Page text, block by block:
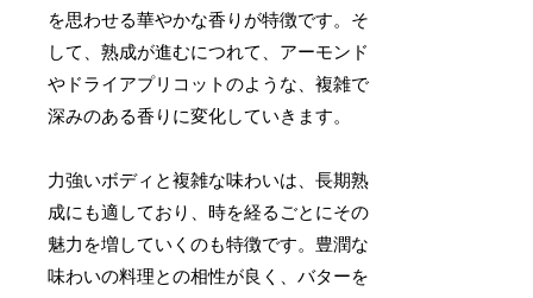
を思わせる華やかな香りが特徴です。そ
して、熟成が進むにつれて、アーモンド
やドライアプリコットのような、複雑で
深みのある香りに変化していきます。
力強いボディと複雑な味わいは、長期熟
成にも適しており、時を経るごとにその
魅力を増していくのも特徴です。豊潤な
味わいの料理との相性が良く、バターを